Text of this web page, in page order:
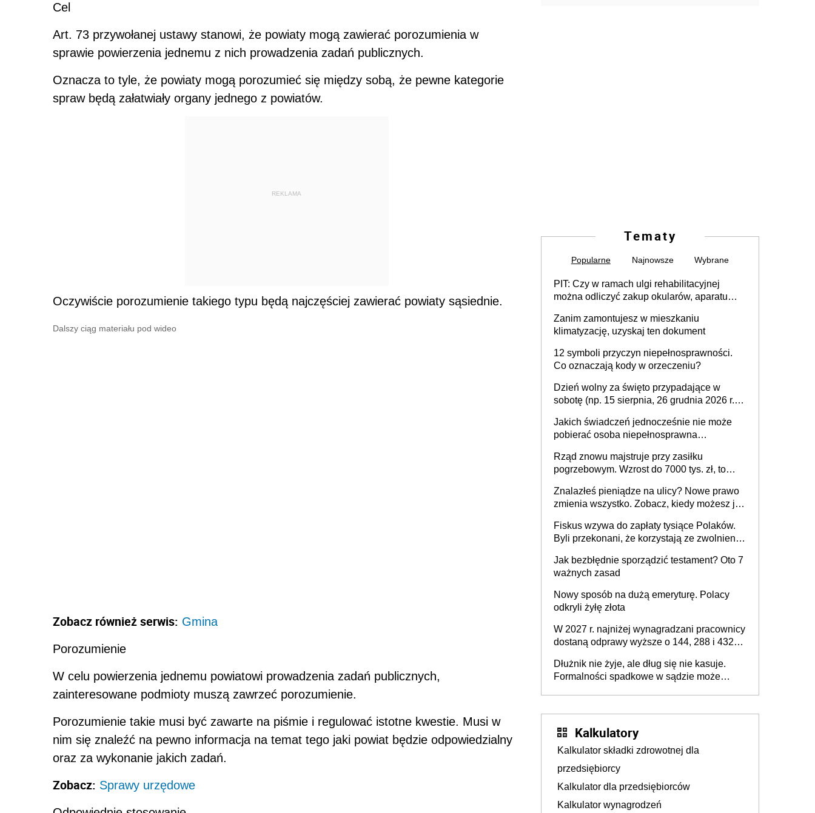
Cel
Art. 73 przywołanej ustawy stanowi, że powiaty mogą zawierać porozumienia w
sprawie powierzenia jednemu z nich prowadzenia zadań publicznych.
Oznacza to tyle, że powiaty mogą porozumieć się między sobą, że pewne kategorie
spraw będą załatwiały organy jednego z powiatów.
REKLAMA
Oczywiście porozumienie takiego typu będą najczęściej zawierać powiaty sąsiednie.
Dalszy ciąg materiału pod wideo
Zobacz również serwis: Gmina
Porozumienie
W celu powierzenia jednemu powiatowi prowadzenia zadań publicznych,
zainteresowane podmioty muszą zawrzeć porozumienie.
Porozumienie takie musi być zawarte na piśmie i regulować istotne kwestie. Musi w
nim się znaleźć na pewno informacja na temat tego jaki powiat będzie odpowiedzialny
oraz za wykonanie jakich zadań.
Zobacz: Sprawy urzędowe
Tematy
Popularne Najnowsze Wybrane
PIT: Czy w ramach ulgi rehabilitacyjnej
można odliczyć zakup okularów, aparatu
Zanim zamontujesz w mieszkaniu
klimatyzację, uzyskaj ten dokument
12 symboli przyczyn niepełnosprawności.
Co oznaczają kody w orzeczeniu?
Dzień wolny za święto przypadające w
sobotę (np. 15 sierpnia, 26 grudnia 2026 r.) –
pracodawcy (sektor prywatny i administracja
publiczna), najczęstsze pytania
Jakich świadczeń jednocześnie nie może
pobierać osoba niepełnosprawna
Rząd znowu majstruje przy zasiłku
pogrzebowym. Wzrost do 7000 tys. zł, to
Znalazłeś pieniądze na ulicy? Nowe prawo
zmienia wszystko. Zobacz, kiedy możesz je
Fiskus wzywa do zapłaty tysiące Polaków.
Byli przekonani, że korzystają ze zwolnienia
Jak bezbłędnie sporządzić testament? Oto 7
ważnych zasad
Nowy sposób na dużą emeryturę. Polacy
odkryli żyłę złota
W 2027 r. najniżej wynagradzani pracownicy
dostaną odprawy wyższe o 144, 288 i 432
Dłużnik nie żyje, ale dług się nie kasuje.
Formalności spadkowe w sądzie może
Kalkulatory
Kalkulator składki zdrowotnej dla
przedsiębiorcy
Kalkulator dla przedsiębiorców
Kalkulator wynagrodzeń